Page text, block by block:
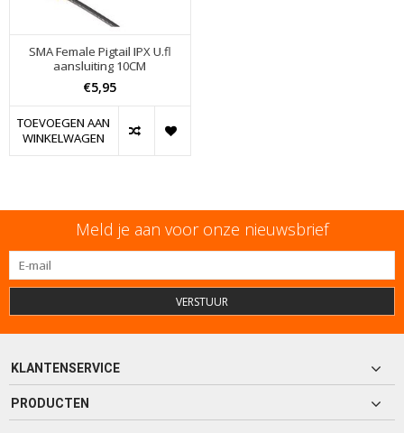
SMA Female Pigtail IPX U.fl
aansluiting 10CM
€5,95
TOEVOEGEN AAN
WINKELWAGEN
Meld je aan voor onze nieuwsbrief
VERSTUUR
KLANTENSERVICE
PRODUCTEN